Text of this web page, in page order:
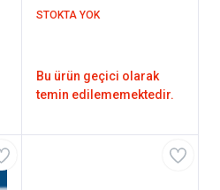
STOKTA YOK
Bu ürün geçici olarak
temin edilememektedir.